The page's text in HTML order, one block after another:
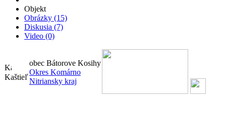
Objekt
Obrázky (15)
Diskusia (7)
Video (0)
Kaštieľ
obec Bátorove Kosihy
Okres Komárno
Nitriansky kraj